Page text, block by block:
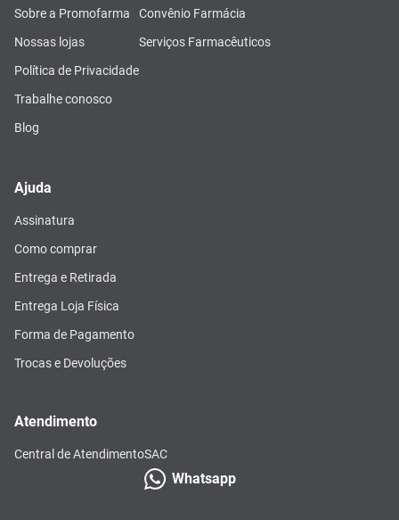
Sobre a Promofarma
Nossas lojas
Política de Privacidade
Trabalhe conosco
Blog
Convênio Farmácia
Serviços Farmacêuticos
Ajuda
Assinatura
Como comprar
Entrega e Retirada
Entrega Loja Física
Forma de Pagamento
Trocas e Devoluções
Atendimento
Central de AtendimentoSAC
Whatsapp